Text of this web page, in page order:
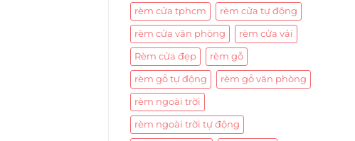
rèm cửa tphcm rèm cửa tự động
rèm cửa văn phòng rèm cửa vải
Rèm cửa đẹp rèm gỗ
rèm gỗ tự động rèm gỗ văn phòng
rèm ngoài trời
rèm ngoài trời tự động